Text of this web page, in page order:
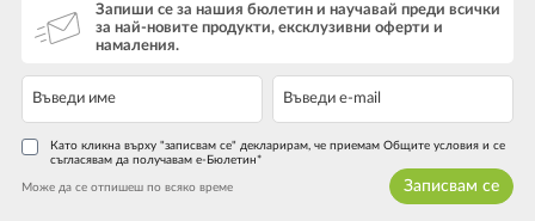
Запиши се за нашия бюлетин и научавай преди всички
за най-новите продукти, ексклузивни оферти и
намаления.
Като кликна върху "записвам се" декларирам, че приемам Общите условия и се
съгласявам да получавам е-Бюлетин*
Може да се отпишеш по всяко време Записвам се